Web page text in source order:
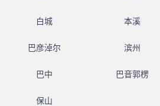
白城 本溪
巴彦淖尔 滨州
巴中 巴音郭楞
保山